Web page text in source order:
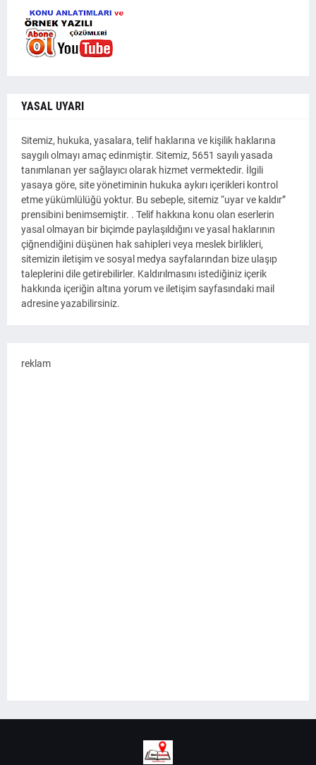
YASAL UYARI
Sitemiz, hukuka, yasalara, telif haklarına ve kişilik haklarına
saygılı olmayı amaç edinmiştir. Sitemiz, 5651 sayılı yasada
tanımlanan yer sağlayıcı olarak hizmet vermektedir. İlgili
yasaya göre, site yönetiminin hukuka aykırı içerikleri kontrol
etme yükümlülüğü yoktur. Bu sebeple, sitemiz “uyar ve kaldır”
prensibini benimsemiştir. . Telif hakkına konu olan eserlerin
yasal olmayan bir biçimde paylaşıldığını ve yasal haklarının
çiğnendiğini düşünen hak sahipleri veya meslek birlikleri,
sitemizin iletişim ve sosyal medya sayfalarından bize ulaşıp
taleplerini dile getirebilirler. Kaldırılmasını istediğiniz içerik
hakkında içeriğin altına yorum ve iletişim sayfasındaki mail
adresine yazabilirsiniz.
reklam